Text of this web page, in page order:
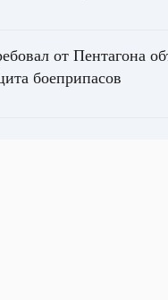
от Пентагона
боеприпасов